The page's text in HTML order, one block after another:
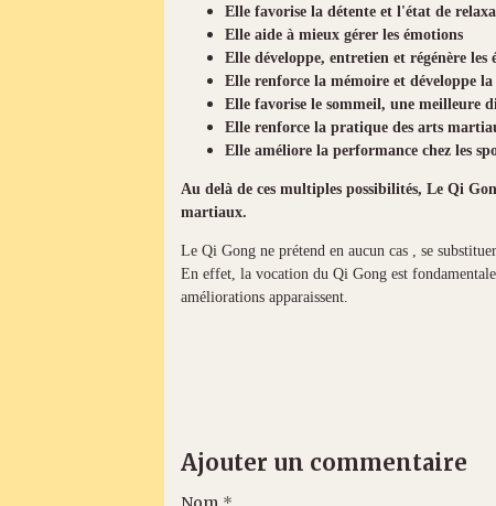
Elle favorise la détente et l'état de
Elle aide à mieux gérer les émotions
Elle développe, entretien et régénère les
Elle renforce la mémoire et développe
Elle favorise le sommeil, une meilleure
Elle renforce la pratique des arts
Elle améliore la performance chez les
Au delà de ces multiples possibilités, Le Qi
martiaux.
Le Qi Gong ne prétend en aucun cas , se
En effet, la vocation du Qi Gong est
améliorations apparaissent.
Ajouter un commentaire